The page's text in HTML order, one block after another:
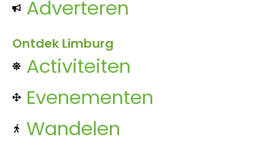
Adverteren
Ontdek Limburg
Activiteiten
Evenementen
Wandelen